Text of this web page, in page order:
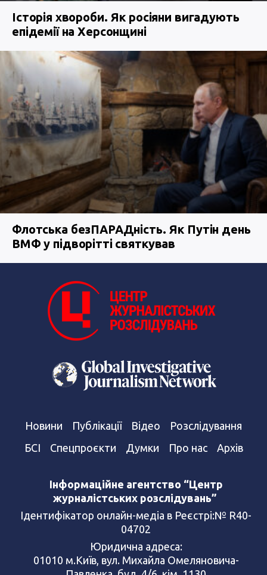
Історія хвороби. Як росіяни вигадують
епідемії на Херсонщині
Флотська безПАРАДність. Як Путін день
ВМФ у підворітті святкував
Новини Публікації Відео
Розслідування
БСІ
Спецпроєкти Думки Про нас Архів
Інформаційне агентство “Центр
журналістських розслідувань”
Ідентифікатор онлайн-медіа в Реєстрі:№ R40-
04702
Юридична адреса:
01010 м.Київ, вул. Михайла Омеляновича-